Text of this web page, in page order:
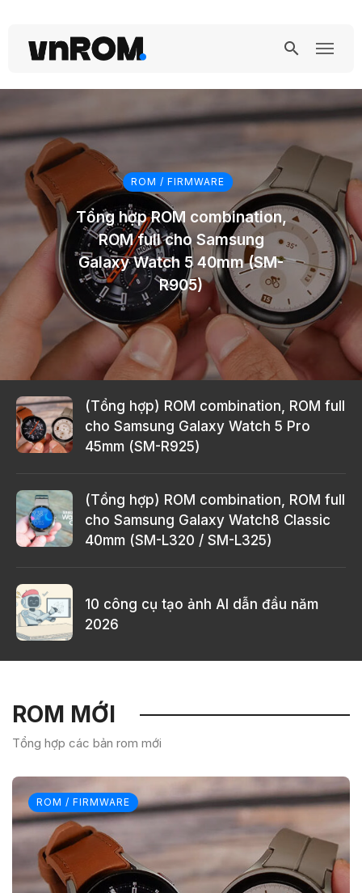
ROM / FIRMWARE
Tổng hợp ROM combination,
ROM full cho Samsung
Galaxy Watch 5 40mm (SM-
R905)
(Tổng hợp) ROM combination, ROM full
cho Samsung Galaxy Watch 5 Pro
45mm (SM-R925)
(Tổng hợp) ROM combination, ROM full
cho Samsung Galaxy Watch8 Classic
40mm (SM-L320 / SM-L325)
10 công cụ tạo ảnh AI dẫn đầu năm
2026
ROM MỚI
Tổng hợp các bản rom mới
ROM / FIRMWARE